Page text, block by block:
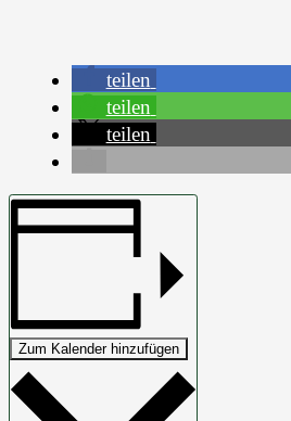
teilen
teilen
teilen
Zum Kalender hinzufügen